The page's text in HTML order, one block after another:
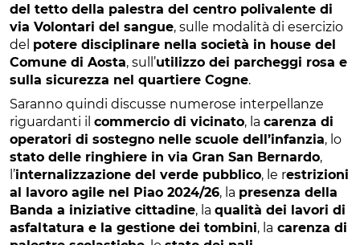
del tetto della palestra del centro polivalente di
via Volontari del sangue, sulle modalità di esercizio
del potere disciplinare nella società in house del
Comune di Aosta, sull’utilizzo dei parcheggi rosa e
sulla sicurezza nel quartiere Cogne.
Saranno quindi discusse numerose interpellanze
riguardanti il commercio di vicinato, la carenza di
operatori di sostegno nelle scuole dell’infanzia, lo
stato delle ringhiere in via Gran San Bernardo,
l’internalizzazione del verde pubblico, le restrizioni
al lavoro agile nel Piao 2024/26, la presenza della
Banda a iniziative cittadine, la qualità dei lavori di
asfaltatura e la gestione dei tombini, la carenza di